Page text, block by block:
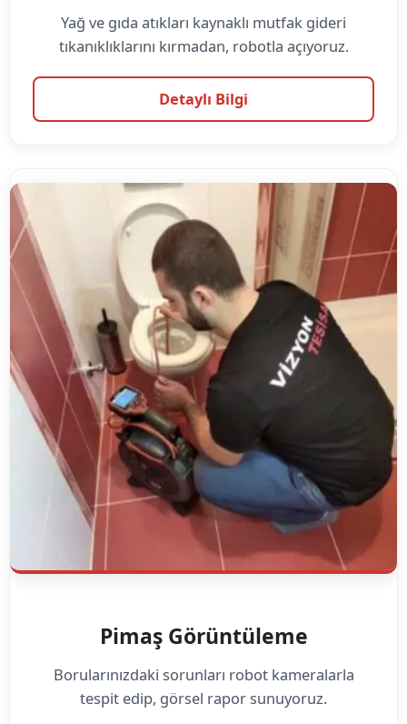
Yağ ve gıda atıkları kaynaklı mutfak gideri
tıkanıklıklarını kırmadan, robotla açıyoruz.
Detaylı Bilgi
Pimaş Görüntüleme
Borularınızdaki sorunları robot kameralarla
tespit edip, görsel rapor sunuyoruz.